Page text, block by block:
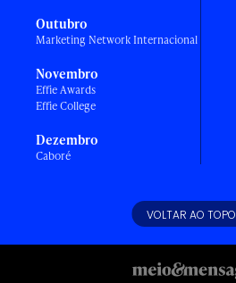
Outubro
Marketing Network Internacional
Novembro
Effie Awards
Effie College
Dezembro
Caboré
VOLTAR AO TOPO